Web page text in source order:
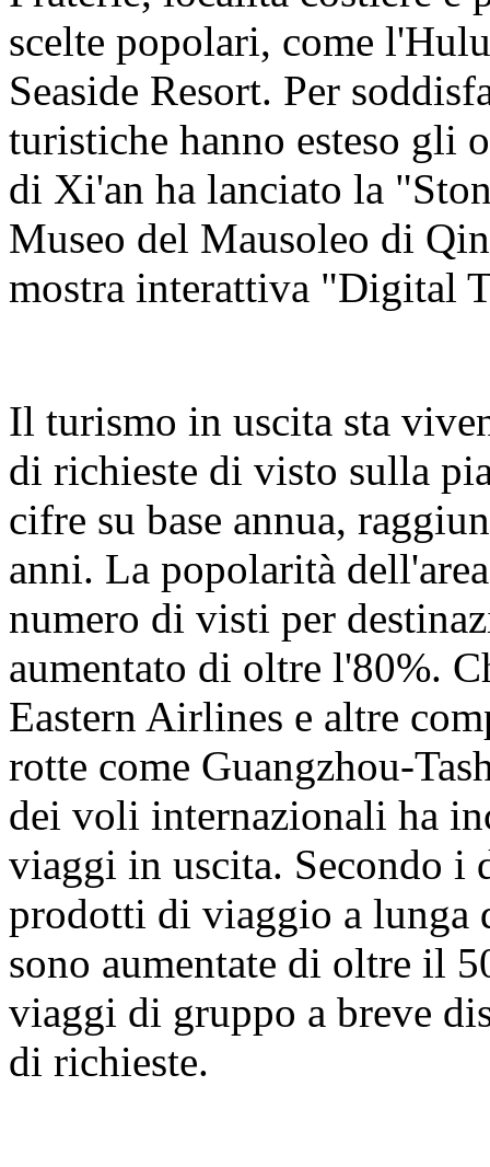
scelte popolari, come
Seaside Resort. Per
turistiche hanno esteso gli
di Xi'an ha lanciato la
Museo del Mausoleo di
mostra interattiva "Digital
Il turismo in uscita sta
di richieste di visto sulla
cifre su base annua,
anni. La popolarità
numero di visti per
aumentato di oltre l'80%.
Eastern Airlines e altre
rotte come Guangzhou-
dei voli internazionali ha
viaggi in uscita. Secondo
prodotti di viaggio a lunga
sono aumentate di oltre il
viaggi di gruppo a breve
di richieste.